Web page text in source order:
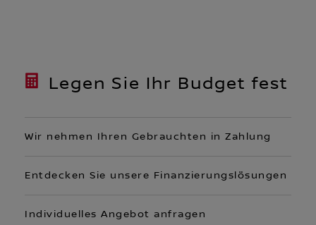
Legen Sie Ihr Budget fest
Wir nehmen Ihren Gebrauchten in Zahlung
Entdecken Sie unsere Finanzierungslösungen
Individuelles Angebot anfragen